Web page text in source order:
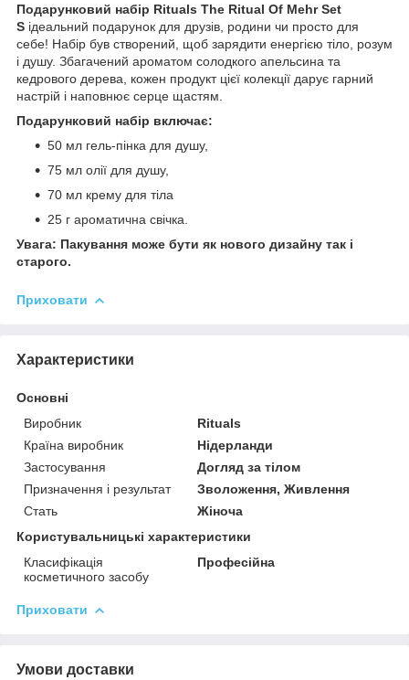
Подарунковий набір Rituals The Ritual Of Mehr Set
S ідеальний подарунок для друзів, родини чи просто для
себе! Набір був створений, щоб зарядити енергією тіло, розум
і душу. Збагачений ароматом солодкого апельсина та
кедрового дерева, кожен продукт цієї колекції дарує гарний
настрій і наповнює серце щастям.
Подарунковий набір включає:
50 мл гель-пінка для душу,
75 мл олії для душу,
70 мл крему для тіла
25 г ароматична свічка.
Увага: Пакування може бути як нового дизайну так і
старого.
Приховати
Характеристики
Основні
Виробник
Rituals
Країна виробник
Нідерланди
Застосування
Догляд за тілом
Призначення і результат
Зволоження, Живлення
Стать
Жіноча
Користувальницькі характеристики
Класифікація
косметичного засобу
Професійна
Приховати
Умови доставки